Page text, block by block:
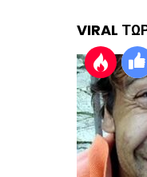
VIRAL